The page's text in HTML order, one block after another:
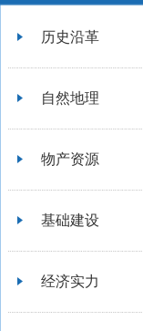
历史沿革
自然地理
物产资源
基础建设
经济实力